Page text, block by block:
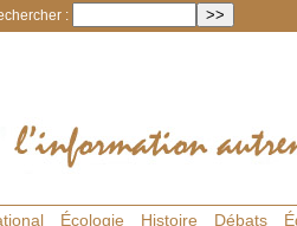
:
Écologie Histoire Débats